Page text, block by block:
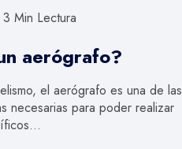
3 Min Lectura
aerógrafo?
el aerógrafo es una de las
necesarias para poder realizar